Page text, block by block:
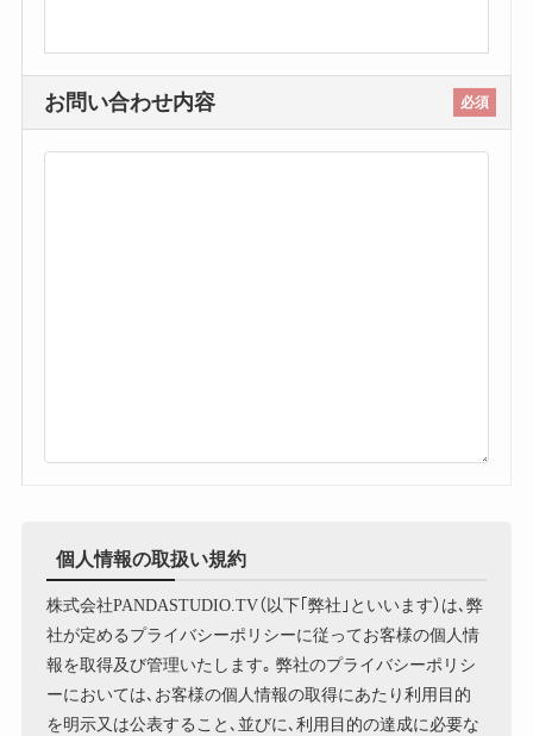
必須
お問い合わせ内容
個人情報の取扱い規約
株式会社PANDASTUDIO.TV（以下｢弊社｣といいます）は､弊
社が定めるプライバシーポリシーに従ってお客様の個人情
報を取得及び管理いたします｡ 弊社のプライバシーポリシ
ーにおいては､お客様の個人情報の取得にあたり利用目的
を明示又は公表すること､並びに､利用目的の達成に必要な